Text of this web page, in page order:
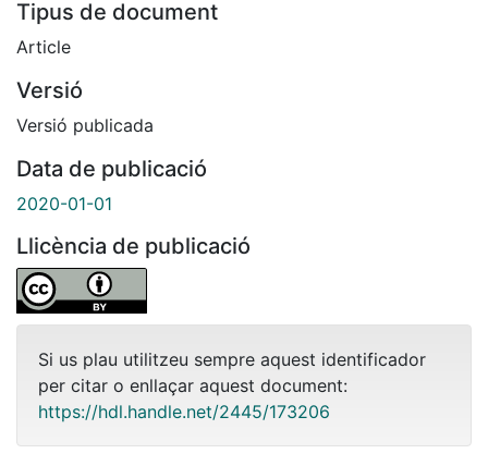
Tipus de document
Article
Versió
Versió publicada
Data de publicació
2020-01-01
Llicència de publicació
Si us plau utilitzeu sempre aquest identificador
per citar o enllaçar aquest document:
https://hdl.handle.net/2445/173206